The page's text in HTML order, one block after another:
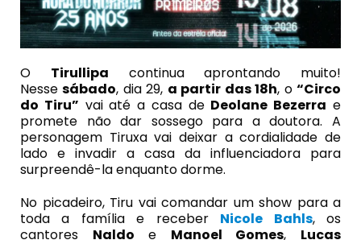
O Tirullipa continua aprontando muito!
Nessesábado, dia 29, a partir das 18h, o“Circo
do Tiru” vai até a casa de Deolane Bezerra e
promete não dar sossego para a doutora. A
personagem Tiruxa vai deixar a cordialidade de
lado e invadir a casa da influenciadora para
surpreendê-la enquanto dorme.
No picadeiro, Tiru vai comandar um show para a
toda a família e receber Nicole Bahls, os
cantores Naldo e Manoel Gomes, Lucas